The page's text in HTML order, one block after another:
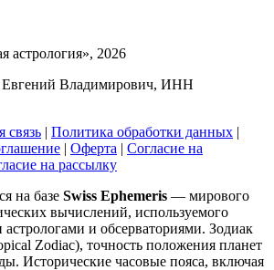
астрология», 2026
Владимирович, ИНН
связь | Политика обработки данных |
| Оферта | Согласие на
на рассылку
на базе Swiss Ephemeris — мирового
вычислений, используемого
и обсерваториями. Зодиак
Zodiac), точность положения планет
Исторические часовые пояса, включая